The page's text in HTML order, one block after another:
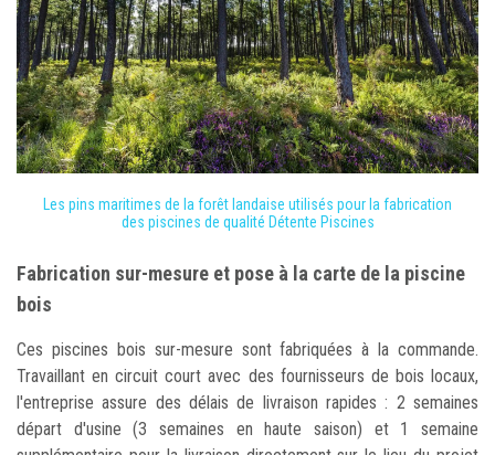
Les pins maritimes de la forêt landaise utilisés pour la fabrication
des piscines de qualité Détente Piscines
Fabrication sur-mesure et pose à la carte de la piscine
bois
Ces piscines bois sur-mesure sont fabriquées à la commande.
Travaillant en circuit court avec des fournisseurs de bois locaux,
l'entreprise assure des délais de livraison rapides : 2 semaines
départ d'usine (3 semaines en haute saison) et 1 semaine